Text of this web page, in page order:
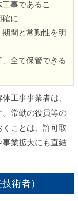
事であるこ
確に
間と常勤性を明
全て保管できる
工事事業者は、
。常勤の役員等の
ことは、許可取
事業拡大にも直結
術者）